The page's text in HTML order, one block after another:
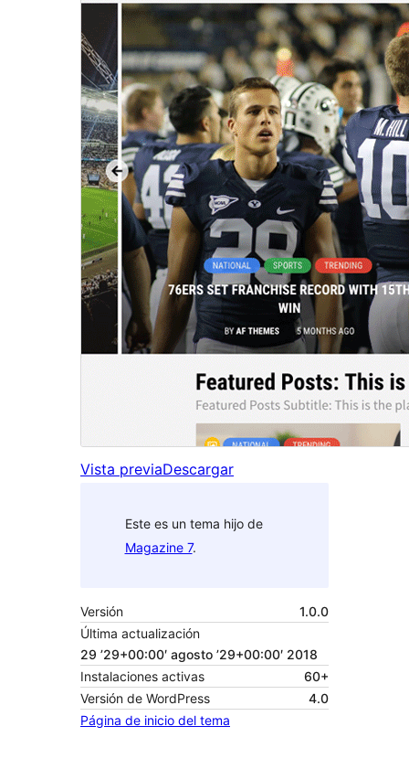
Vista previaDescargar
Este es un tema hijo de
Magazine 7.
Versión
1.0.0
Última actualización
29 ’29+00:00′ agosto ’29+00:00′ 2018
Instalaciones activas
60+
Versión de WordPress
4.0
Página de inicio del tema